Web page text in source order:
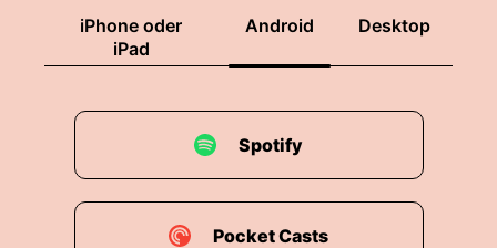
iPhone oder
iPad
Android Desktop
Spotify
Pocket Casts